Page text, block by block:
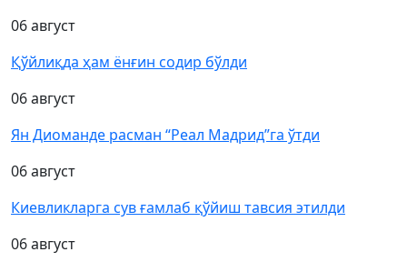
06 август
Қўйлиқда ҳам ёнғин содир бўлди
06 август
Ян Диоманде расман “Реал Мадрид”га ўтди
06 август
Киевликларга сув ғамлаб қўйиш тавсия этилди
06 август